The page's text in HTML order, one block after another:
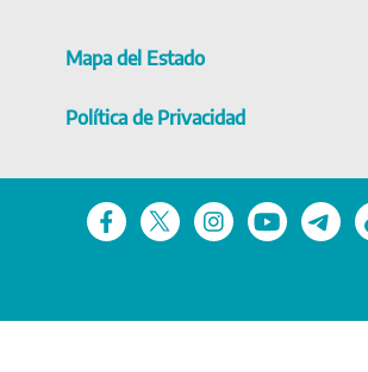
Mapa del Estado
Política de Privacidad